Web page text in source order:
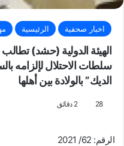
اخبار صحفية الرئيسية
الهيئة الدولية (حشد)
سلطات الاحتلال لإلزامه
الديك” بالولادة بين أهلها
28 2 دقائق
الرقم: 62/ 2021